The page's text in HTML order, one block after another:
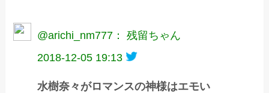
@arichi_nm777： 残留ちゃん
2018-12-05 19:13
水樹奈々がロマンスの神様はエモい